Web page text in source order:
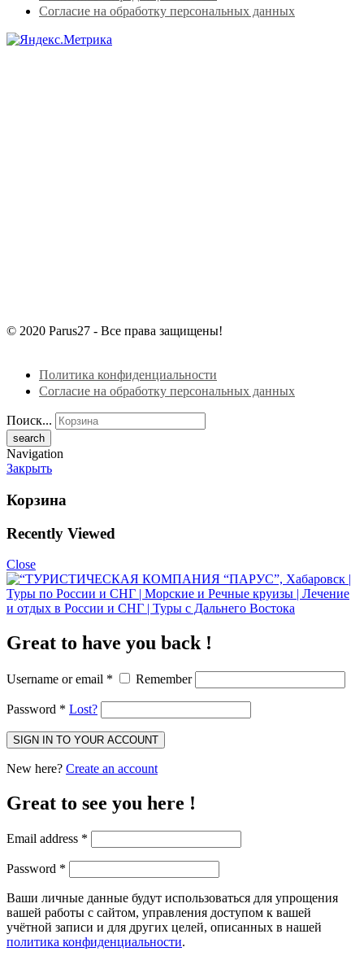
Согласие на обработку персональных данных
© 2020 Parus27 - Все права защищены!
Политика конфиденциальности
Согласие на обработку персональных данных
Поиск...
Navigation
Закрыть
Корзина
Recently Viewed
Close
Great to have you back !
Username or email * Remember
Password * Lost?
SIGN IN TO YOUR ACCOUNT
New here? Create an account
Great to see you here !
Email address *
Password *
Ваши личные данные будут использоваться для упрощения
вашей работы с сайтом, управления доступом к вашей
учётной записи и для других целей, описанных в нашей
политика конфиденциальности.